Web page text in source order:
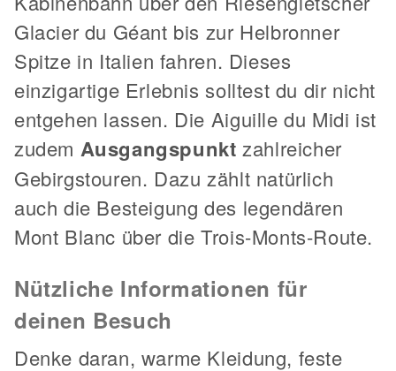
Glacier du Géant bis zur Helbronner
Spitze in Italien fahren. Dieses
einzigartige Erlebnis solltest du dir nicht
entgehen lassen. Die Aiguille du Midi ist
zudem Ausgangspunktzahlreicher
Gebirgstouren. Dazu zählt natürlich
auch die Besteigung des legendären
Mont Blanc über die Trois-Monts-Route.
Nützliche Informationen für
deinen Besuch
Denke daran, warme Kleidung, feste